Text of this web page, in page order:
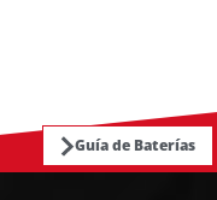
Guía de Baterías